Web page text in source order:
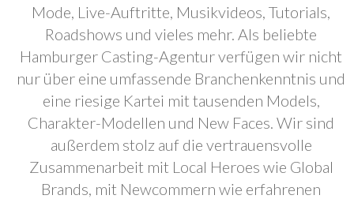
Mode, Live-Auftritte, Musikvideos, Tutorials,
Roadshows und vieles mehr. Als beliebte
Hamburger Casting-Agentur verfügen wir nicht
nur über eine umfassende Branchenkenntnis und
eine riesige Kartei mit tausenden Models,
Charakter-Modellen und New Faces. Wir sind
außerdem stolz auf die vertrauensvolle
Zusammenarbeit mit Local Heroes wie Global
Brands, mit Newcommern wie erfahrenen